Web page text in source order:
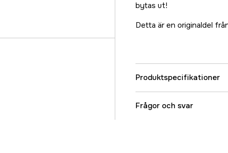
bytas ut!
Detta är en originaldel
Produktspecifikationer
Referensnummer
Frågor och svar